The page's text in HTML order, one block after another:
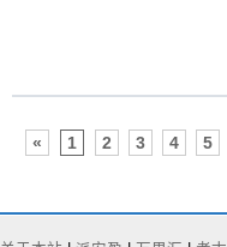
« 1 2 3 4 5